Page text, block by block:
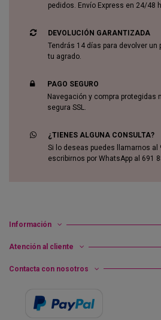
pedidos. Envío Express en 24/48
DEVOLUCIÓN GARANTIZADA
Tendrás 14 días para devolver
tu agrado.
PAGO SEGURO
Navegación y compra protegidas
segura SSL.
¿TIENES ALGUNA CONSULTA?
Si lo deseas puedes llamarnos al
escribirnos por WhatsApp al 691
Información
Atención al cliente
Contacta con nosotros